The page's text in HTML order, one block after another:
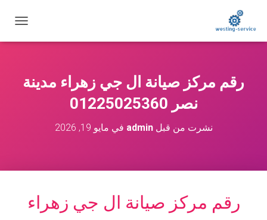
ب
رقم مركز صيانة ال جي زهراء مدينة
نصر 01225025360
نشرت من قبلadmin في مايو 19, 2026
رقم مركز صيانة ال جي زهراء